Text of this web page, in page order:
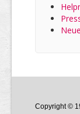
Copyright ©